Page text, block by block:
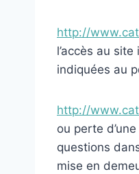
http://
l’accès au
indiquées au
http://
ou perte
questions
mise en